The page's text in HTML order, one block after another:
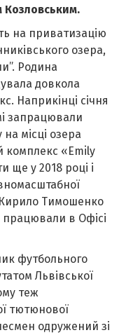
Козловським.
на приватизацію
озера,
Родина
довкола
Наприкінці січня
запрацювали
місці озера
комплекс «Emily
ще у 2018 році і
Тимошенко
працювали в Офісі
футбольного
Львівської
теж
тютюнової
одружений зі